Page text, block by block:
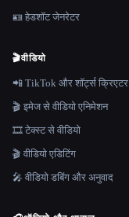
🪪 हेडशॉट जेनरेटर
🎬वीडियो
📲 TikTok और शॉर्ट्स क्रिएटर
🎬 इमेज से वीडियो एनिमेशन
🎞️ टेक्स्ट से वीडियो
🎬 वीडियो एडिटिंग
🎤 वीडियो डबिंग और अनुवाद